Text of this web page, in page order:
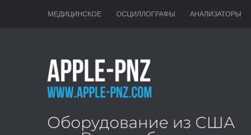
МЕДИЦИНСКОЕ ОСЦИЛЛОГРАФЫ АНАЛИЗАТОРЫ